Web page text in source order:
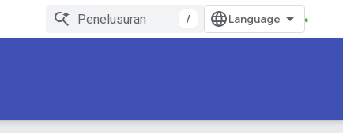
/